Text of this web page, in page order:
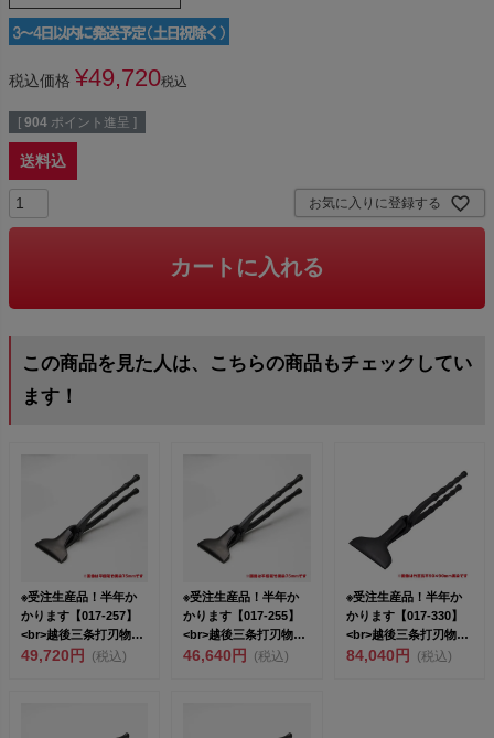
税込価格 ¥49,720税込
[ 904 ポイント進呈 ]
送料込
お気に入りに登録する
カートに入れる
この商品を見た人は、こちらの商品もチェックしてい
ます！
※受注生産品！半年か
かります【017-257】
<br>越後三条打刃物
東...
49,720円 (税込)
※受注生産品！半年か
かります【017-255】
<br>越後三条打刃物
東...
46,640円 (税込)
※受注生産品！半年か
かります【017-330】
<br>越後三条打刃物
東...
84,040円 (税込)